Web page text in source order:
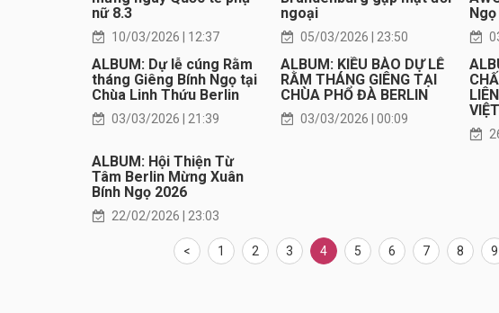
nữ 8.3
10/03/2026 | 12:37
ngoại
05/03/2026 | 23:50
Ngọ
ALBUM: Dự lễ cúng Rằm
tháng Giêng Bính Ngọ tại
Chùa Linh Thứu Berlin
03/03/2026 | 21:39
ALBUM: KIỀU BÀO DỰ LỄ
RẰM THÁNG GIÊNG TẠI
CHÙA PHỔ ĐÀ BERLIN
03/03/2026 | 00:09
ALBUM: Hội Thiện Từ
Tâm Berlin Mừng Xuân
Bính Ngọ 2026
22/02/2026 | 23:03
< 1 2 3 4 5 6 7 8 9